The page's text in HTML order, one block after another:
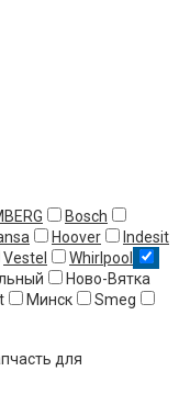
Bosch
Hoover
Indesit
Vestel
Whirlpool
Ново-Вятка
Минск
Smeg
для